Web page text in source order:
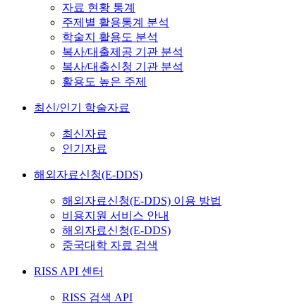
자료 현황 통계
주제별 활용통계 분석
학술지 활용도 분석
복사/대출제공 기관 분석
복사/대출신청 기관 분석
활용도 높은 주제
최신/인기 학술자료
최신자료
인기자료
해외자료신청(E-DDS)
해외자료신청(E-DDS) 이용 방법
비용지원 서비스 안내
해외자료신청(E-DDS)
중국대학 자료 검색
RISS API 센터
RISS 검색 API